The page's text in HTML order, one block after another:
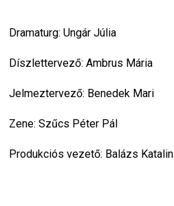
Dramaturg: Ungár Júlia
Díszlettervező: Ambrus Mária
Jelmeztervező: Benedek Mari
Zene: Szűcs Péter Pál
Produkciós vezető: Balázs Katalin